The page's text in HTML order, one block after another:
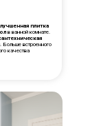
плитка
в ванной комнате.
. Больше встроенного
качества